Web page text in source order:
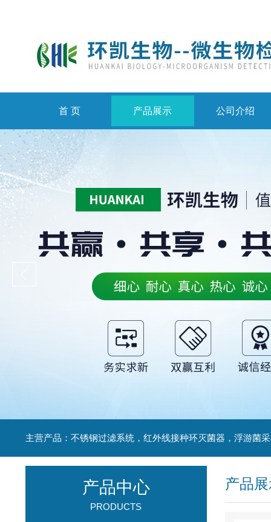
首 页 产品展示 公司介绍
产品
产品中心
PRODUCTS